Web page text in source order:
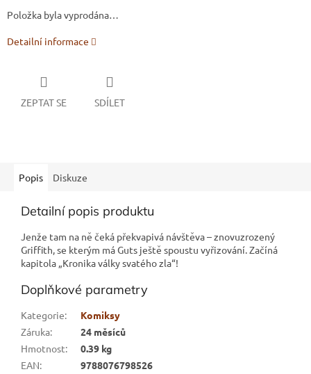
Položka byla vyprodána…
Detailní informace
ZEPTAT SE SDÍLET
Popis Diskuze
Detailní popis produktu
Jenže tam na ně čeká překvapivá návštěva – znovuzrozený
Griffith, se kterým má Guts ještě spoustu vyřizování. Začíná
kapitola „Kronika války svatého zla“!
Doplňkové parametry
Kategorie:
Komiksy
Záruka:
24 měsíců
Hmotnost:
0.39 kg
EAN:
9788076798526